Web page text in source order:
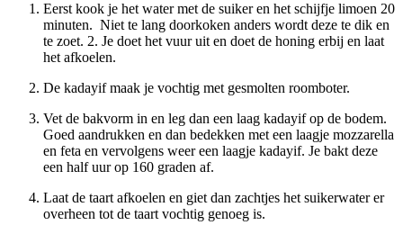
Eerst kook je het water met de suiker en het schijfje limoen 20
minuten. Niet te lang doorkoken anders wordt deze te dik en
te zoet. 2. Je doet het vuur uit en doet de honing erbij en laat
het afkoelen.
De kadayif maak je vochtig met gesmolten roomboter.
Vet de bakvorm in en leg dan een laag kadayif op de bodem.
Goed aandrukken en dan bedekken met een laagje mozzarella
en feta en vervolgens weer een laagje kadayif. Je bakt deze
een half uur op 160 graden af.
Laat de taart afkoelen en giet dan zachtjes het suikerwater er
overheen tot de taart vochtig genoeg is.